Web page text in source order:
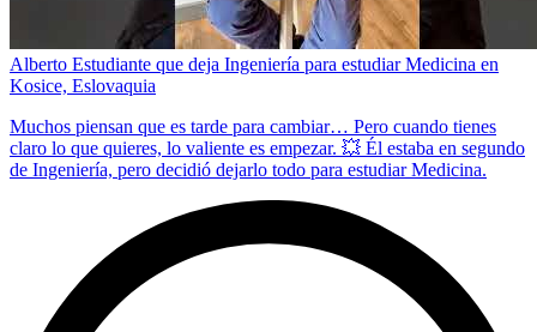
Alberto Estudiante que deja Ingeniería para estudiar Medicina en
Kosice, Eslovaquia
Muchos piensan que es tarde para cambiar… Pero cuando tienes
claro lo que quieres, lo valiente es empezar. 💥 Él estaba en segundo
de Ingeniería, pero decidió dejarlo todo para estudiar Medicina.